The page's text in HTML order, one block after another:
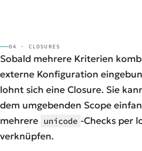
04 · CLOSURES
Sobald mehrere Kriterien
externe Konfiguration
lohnt sich eine Closure. Sie
dem umgebenden Scope
mehrere unicode -Checks per
verknüpfen.